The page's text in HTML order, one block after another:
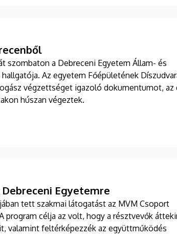
szombaton a Debreceni Egyetem Állam- és
Az egyetem Főépületének
végzettséget igazoló dokumentumot, az
húszan végeztek.
Egyetemre
tett szakmai látogatást az MVM Csoport
program célja az volt, hogy a résztvevők
valamint feltérképezzék az együttműködés